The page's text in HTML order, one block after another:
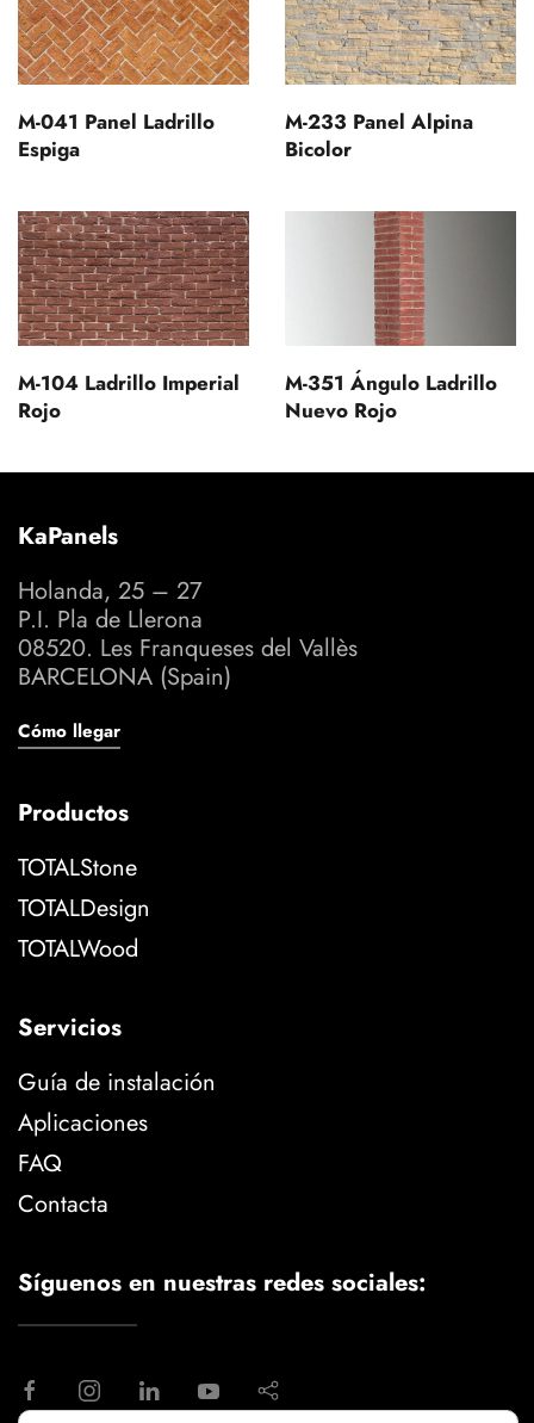
M-041 Panel Ladrillo
Espiga
M-233 Panel Alpina
Bicolor
M-104 Ladrillo Imperial
Rojo
M-351 Ángulo Ladrillo
Nuevo Rojo
KaPanels
Holanda, 25 – 27
P.I. Pla de Llerona
08520. Les Franqueses del Vallès
BARCELONA (Spain)
Cómo llegar
Productos
TOTALStone
TOTALDesign
TOTALWood
Servicios
Guía de instalación
Aplicaciones
FAQ
Contacta
Síguenos en nuestras redes sociales: